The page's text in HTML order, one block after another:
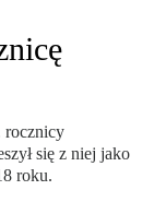
rocznicy
się z niej jako
roku.